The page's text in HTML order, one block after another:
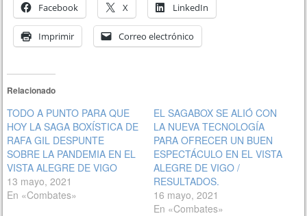
Facebook
X LinkedIn
Imprimir Correo electrónico
Relacionado
TODO A PUNTO PARA QUE
HOY LA SAGA BOXÍSTICA DE
RAFA GIL DESPUNTE
SOBRE LA PANDEMIA EN EL
VISTA ALEGRE DE VIGO
13 mayo, 2021
En «Combates»
EL SAGABOX SE ALIÓ CON
LA NUEVA TECNOLOGÍA
PARA OFRECER UN BUEN
ESPECTÁCULO EN EL VISTA
ALEGRE DE VIGO /
RESULTADOS.
16 mayo, 2021
En «Combates»